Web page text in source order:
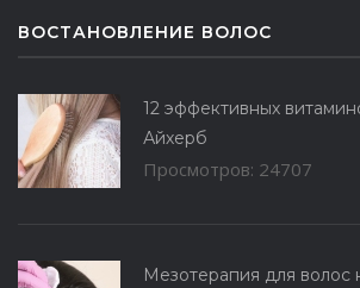
ВОСТАНОВЛЕНИЕ ВОЛОС
12 эффективных
Айхерб
Просмотров: 24707
Мезотерапия для волос